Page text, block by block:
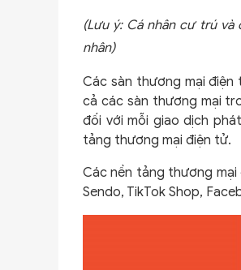
(Lưu ý: Cá nhân cư trú
nhân)
Các sàn thương mại
cả các sàn thương mại
đối với mỗi giao dịch
tảng thương mại điện tử.
Các nền tảng thương mại
Sendo, TikTok Shop,